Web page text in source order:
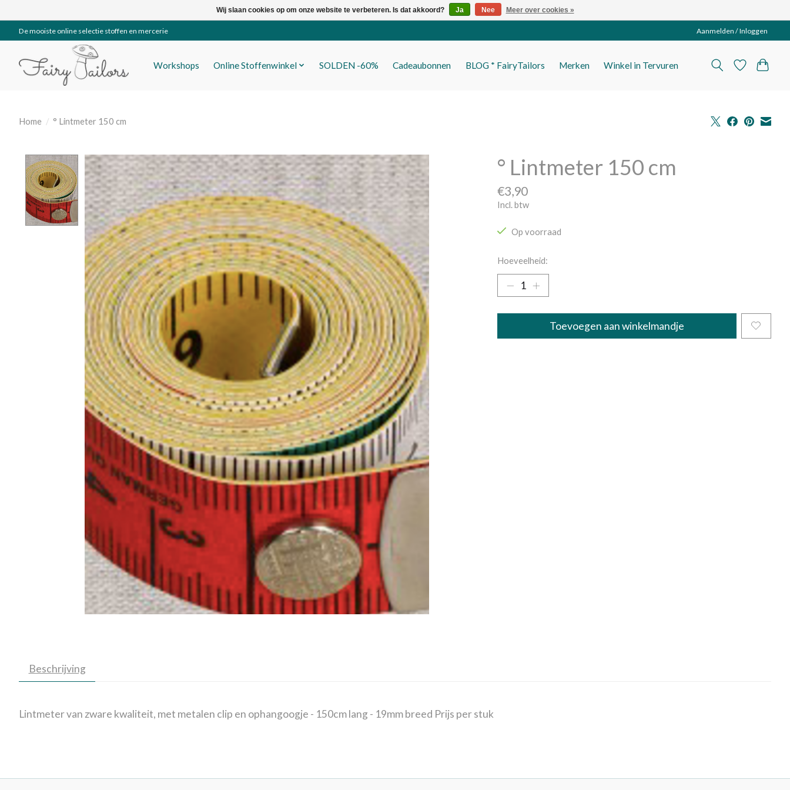
De mooiste online selectie stoffen en mercerie Aanmelden / Inloggen
Workshops Online Stoffenwinkel SOLDEN -60% Cadeaubonnen BLOG * FairyTailors Merken Winkel in Tervuren
Home / ° Lintmeter 150 cm
Product image slideshow Items ° Lintmeter 150 cm
€3,90
Incl. btw
Op voorraad
Hoeveelheid:
Toevoegen aan winkelmandje
Beschrijving
Lintmeter van zware kwaliteit, met metalen clip en ophangoogje - 150cm lang - 19mm breed Prijs per stuk
Wij slaan cookies op om onze website te verbeteren. Is dat akkoord? Ja Nee Meer over cookies »